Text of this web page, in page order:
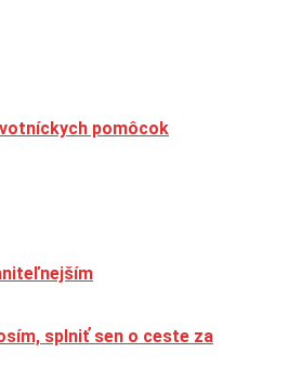
pomôcok
splniť sen o ceste za